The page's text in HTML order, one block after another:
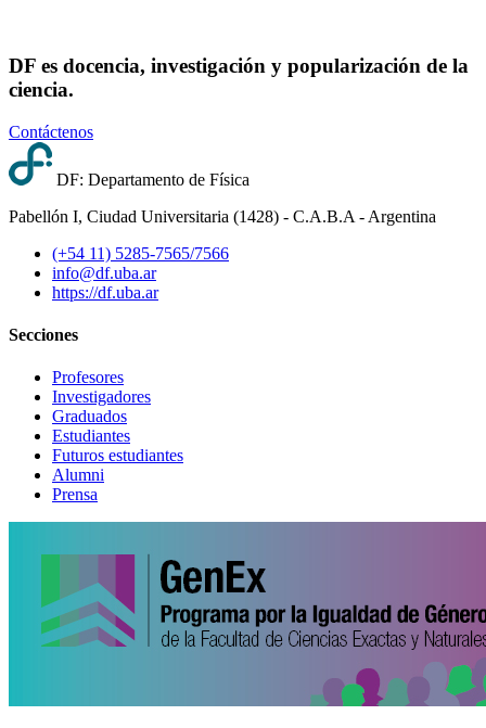
DF es docencia, investigación y popularización de la
ciencia.
Contáctenos
DF: Departamento de Física
Pabellón I, Ciudad Universitaria (1428) - C.A.B.A - Argentina
(+54 11) 5285-7565/7566
info@df.uba.ar
https://df.uba.ar
Secciones
Profesores
Investigadores
Graduados
Estudiantes
Futuros estudiantes
Alumni
Prensa